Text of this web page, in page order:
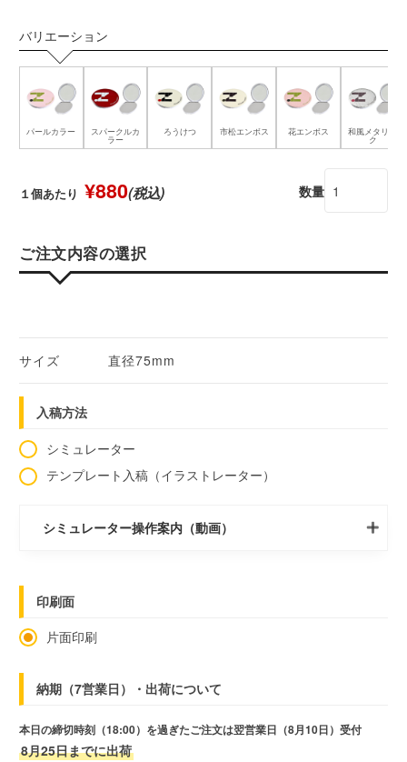
バリエーション
パールカラー スパークルカ
ラー
ろうけつ 市松エンボス 花エンボス 和風メタリッ
ク
１個あたり ¥880(税込) 数量
ご注文内容の選択
サイズ 直径75mm
入稿方法
シミュレーター
テンプレート入稿（イラストレーター）
シミュレーター操作案内（動画）
印刷面
片面印刷
納期（7営業日）・出荷について
本日の締切時刻（18:00）を過ぎたご注文は翌営業日（8月10日）受付
8月25日までに出荷